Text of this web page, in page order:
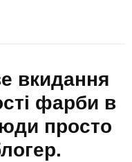
вкидання
фарби в
просто